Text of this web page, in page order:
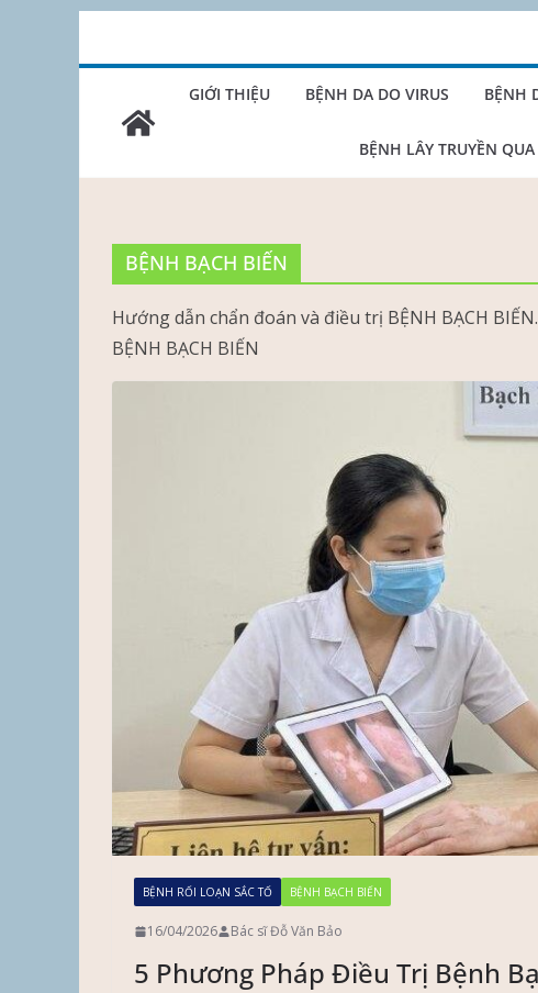
GIỚI THIỆU BỆNH DA DO VIRUS BỆNH
BỆNH LÂY TRUYỀN
BỆNH BẠCH BIẾN
Hướng dẫn chẩn đoán và điều trị BỆNH BẠCH
BỆNH BẠCH BIẾN
BỆNH RỐI LOẠN SẮC TỐ BỆNH BẠCH BIẾN
16/04/2026 Bác sĩ Đỗ Văn Bảo
5 Phương Pháp Điều Trị Bệnh